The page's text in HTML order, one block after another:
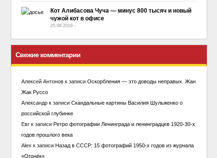
Кот Алибасова Чуча — минус 800 тысяч и новый
чужой кот в офисе
25.08.2019 -
Свежие комментарии
Алексей Антоновк записи Оскорбления — это доводы неправых. Жан
Жак Руссо
Александрк записи Скандальные картины Василия Шульженко о
российской глубинке
Евгк записи Ретро фотографии Ленинграда и ленинградцев 1920-30-х
годов прошлого века
Alex к записи Назад в СССР: 15 фотографий 1950-х годов из журнала
«Огонёк»